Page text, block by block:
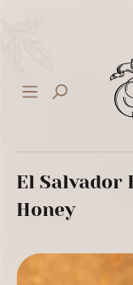
El Salvador
Honey